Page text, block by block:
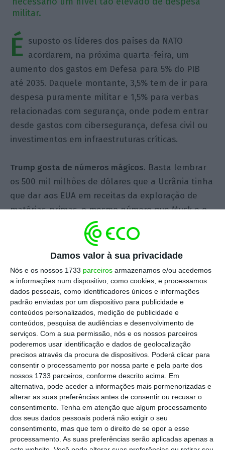
Damos valor à sua privacidade
Nós e os nossos 1733 parceiros armazenamos e/ou acedemos
a informações num dispositivo, como cookies, e processamos
dados pessoais, como identificadores únicos e informações
padrão enviadas por um dispositivo para publicidade e
conteúdos personalizados, medição de publicidade e
conteúdos, pesquisa de audiências e desenvolvimento de
serviços. Com a sua permissão, nós e os nossos parceiros
poderemos usar identificação e dados de geolocalização
precisos através da procura de dispositivos. Poderá clicar para
consentir o processamento por nossa parte e pela parte dos
nossos 1733 parceiros, conforme descrito acima. Em
alternativa, pode aceder a informações mais pormenorizadas e
alterar as suas preferências antes de consentir ou recusar o
consentimento. Tenha em atenção que algum processamento
dos seus dados pessoais poderá não exigir o seu
consentimento, mas que tem o direito de se opor a esse
processamento. As suas preferências serão aplicadas apenas a
militar.
É suposto os líderes dos países da NATO
acordarem, na próxima quarta-feira, um
aumento dos gastos em Defesa para 5% do PIB
até 2035. Daquele montante, 3,5% tem de ir para
despesa puramente militar e 1,5% para verbas
relacionadas com segurança, onde podem entrar
desde gastos com cibersegurança, defesa civil ou
investimentos em infraestruturas críticas.
Trump gosta de números mágicos. Basta lembrar
os 500 mil milhões de dólares que a Ucrânia tinha
que dar aos EUA em receitas da exploração de
matérias-primas, o mesmo número que Musk e o
seu Departamento de Eficiência Governamental
iam cortar na despesa federal.
Desta vez são 5%. Mas porquê 5%?
Que cálculos
presidiram à definição desta fasquia? Será como
as taxas aduaneiras ‘recíprocas’, que foram
definidas com base num critério espúrio a partir
do défice comercial dos EUA com os outros países?
Supostamente será o nível de despesa
considerado suficiente para a Europa ser capaz de
assegurar a sua própria defesa e servir de
dissuasor a uma ofensiva russa. Quem garante
que assim será? Qual a base técnica?
Se os países Europeus vão ter de aumentar de